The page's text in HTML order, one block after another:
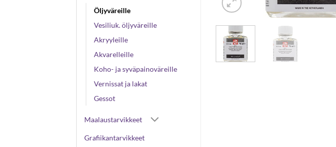
Öljyväreille
Vesiliuk. öljyväreille
Akryyleille
Akvarelleille
Koho- ja syväpainoväreille
Vernissat ja lakat
Gessot
Maalaustarvikkeet
Grafiikantarvikkeet